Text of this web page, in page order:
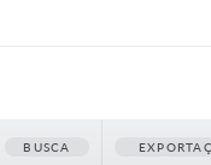
BUSCA